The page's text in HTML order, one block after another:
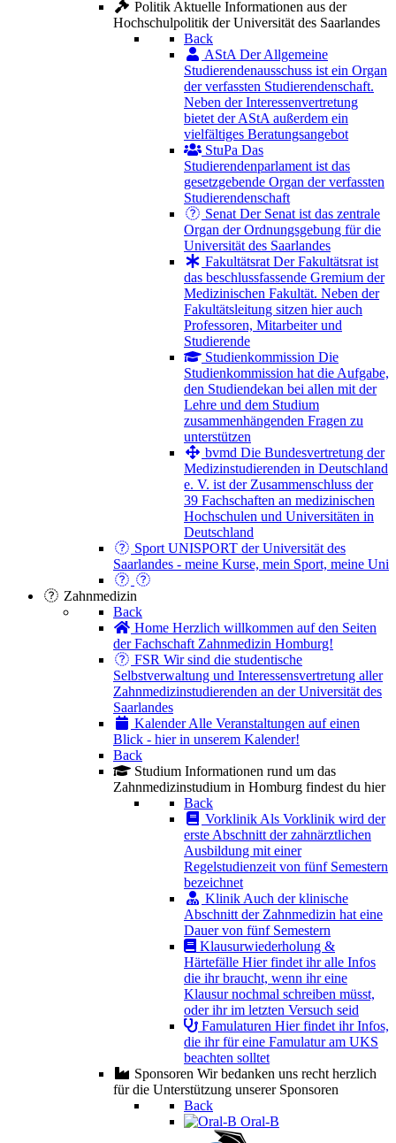
PolitikAktuelle Informationen aus der
Hochschulpolitik der Universität des Saarlandes
Back
AStA Der Allgemeine
Studierendenausschuss ist ein Organ
der verfassten Studierendenschaft.
Neben der Interessenvertretung
bietet der AStA außerdem ein
vielfältiges Beratungsangebot
StuPa Das
Studierendenparlament ist das
gesetzgebende Organ der verfassten
Studierendenschaft
Senat Der Senat ist das zentrale
Organ der Ordnungsgebung für die
Universität des Saarlandes
Fakultätsrat Der Fakultätsrat ist
das beschlussfassende Gremium der
Medizinischen Fakultät. Neben der
Fakultätsleitung sitzen hier auch
Professoren, Mitarbeiter und
Studierende
Studienkommission Die
Studienkommission hat die Aufgabe,
den Studiendekan bei allen mit der
Lehre und dem Studium
zusammenhängenden Fragen zu
unterstützen
bvmd Die Bundesvertretung der
Medizinstudierenden in Deutschland
e. V. ist der Zusammenschluss der
39 Fachschaften an medizinischen
Hochschulen und Universitäten in
Deutschland
Sport UNISPORT der Universität des
Saarlandes - meine Kurse, mein Sport, meine Uni
Zahnmedizin
Back
Home Herzlich willkommen auf den Seiten
der Fachschaft Zahnmedizin Homburg!
FSR Wir sind die studentische
Selbstverwaltung und Interessensvertretung aller
Zahnmedizinstudierenden an der Universität des
Saarlandes
KalenderAlle Veranstaltungen auf einen
Blick - hier in unserem Kalender!
Back
Studium Informationen rund um das
Zahnmedizinstudium in Homburg findest du hier
Back
VorklinikAls Vorklinik wird der
erste Abschnitt der zahnärztlichen
Ausbildung mit einer
Regelstudienzeit von fünf Semestern
bezeichnet
KlinikAuch der klinische
Abschnitt der Zahnmedizin hat eine
Dauer von fünf Semestern
Klausurwiederholung &
Härtefälle Hier findet ihr alle Infos
die ihr braucht, wenn ihr eine
Klausur nochmal schreiben müsst,
oder ihr im letzten Versuch seid
Famulaturen Hier findet ihr Infos,
die ihr für eine Famulatur am UKS
beachten solltet
Sponsoren Wir bedanken uns recht herzlich
für die Unterstützung unserer Sponsoren
Back
Oral-B